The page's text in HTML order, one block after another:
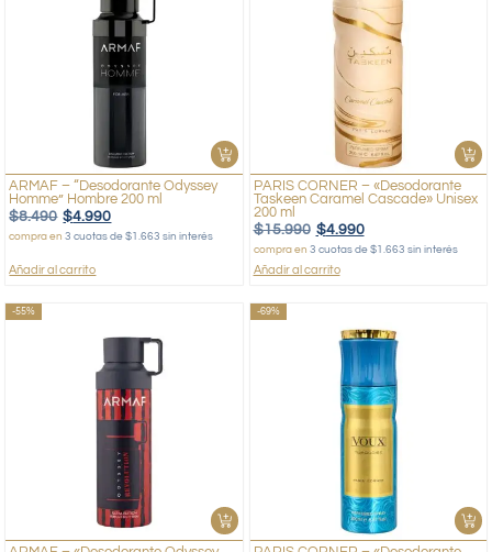
ARMAF – “Desodorante Odyssey
Homme” Hombre 200 ml
$8.490 $4.990
compra en3 cuotas de $1.663 sin interés
Añadir al carrito
PARIS CORNER – «Desodorante
Taskeen Caramel Cascade» Unisex
200 ml
$15.990 $4.990
compra en 3 cuotas de $1.663 sin interés
Añadir al carrito
-55% -69%